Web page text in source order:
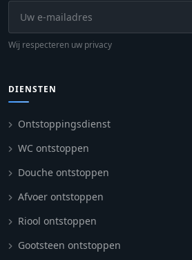
Wij respecteren uw privacy
DIENSTEN
Ontstoppingsdienst
WC ontstoppen
Douche ontstoppen
Afvoer ontstoppen
Riool ontstoppen
Gootsteen ontstoppen